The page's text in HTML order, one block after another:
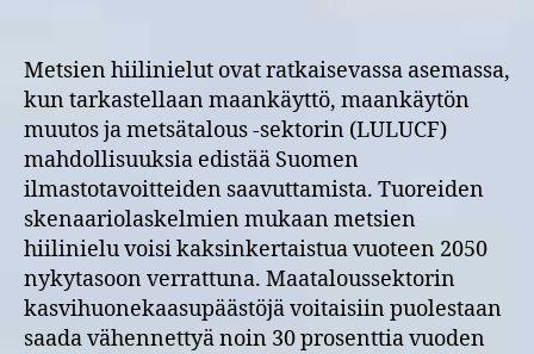
hiilinielupotentiaali
kasvaa,
mutta
maataloudessa
vähentäminen
on
haasteellista
Metsien hiilinielut ovat ratkaisevassa asemassa,
kun tarkastellaan maankäyttö, maankäytön
muutos ja metsätalous -sektorin (LULUCF)
mahdollisuuksia edistää Suomen
ilmastotavoitteiden saavuttamista. Tuoreiden
skenaariolaskelmien mukaan metsien
hiilinielu voisi kaksinkertaistua vuoteen 2050
nykytasoon verrattuna. Maataloussektorin
kasvihuonekaasupäästöjä voitaisiin puolestaan
saada vähennettyä noin 30 prosenttia vuoden